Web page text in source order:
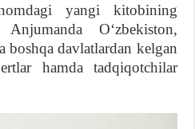
yangi kitobining
Oʻzbekiston,
boshqa davlatlardan kelgan
hamda tadqiqotchilar